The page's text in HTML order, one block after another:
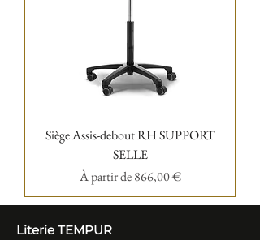
Siège Assis-debout RH SUPPORT
SELLE
À partir de866,00 €
Prix promotionnel
Literie TEMPUR